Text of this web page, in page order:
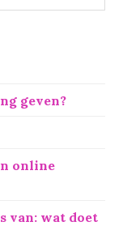
geven?
online
van: wat doet